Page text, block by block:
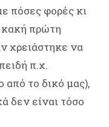
πόσες φορές κι
κακή πρώτη
χρειάστηκε να
π.χ.
από το δικό μας),
δεν είναι τόσο